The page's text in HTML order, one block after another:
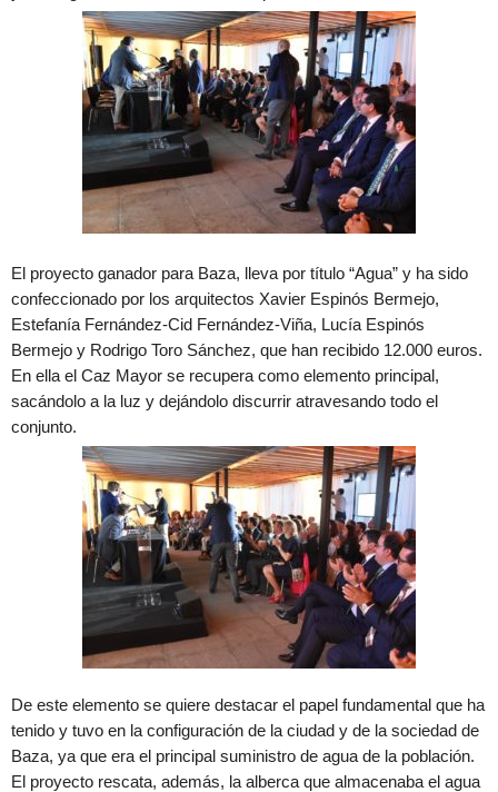
El proyecto ganador para Baza, lleva por título “Agua” y ha sido
confeccionado por los arquitectos Xavier Espinós Bermejo,
Estefanía Fernández-Cid Fernández-Viña, Lucía Espinós
Bermejo y Rodrigo Toro Sánchez, que han recibido 12.000 euros.
En ella el Caz Mayor se recupera como elemento principal,
sacándolo a la luz y dejándolo discurrir atravesando todo el
conjunto.
De este elemento se quiere destacar el papel fundamental que ha
tenido y tuvo en la configuración de la ciudad y de la sociedad de
Baza, ya que era el principal suministro de agua de la población.
El proyecto rescata, además, la alberca que almacenaba el agua